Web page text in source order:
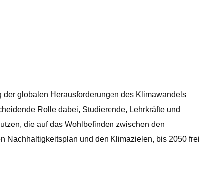
globalen Herausforderungen des Klimawandels
Rolle dabei, Studierende, Lehrkräfte und
die auf das Wohlbefinden zwischen den
Nachhaltigkeitsplan und den Klimazielen, bis 2050 frei